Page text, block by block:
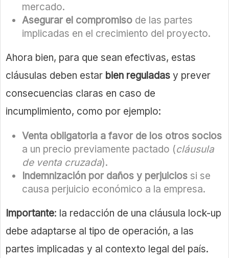
mercado.
Asegurar el compromiso de las partes
implicadas en el crecimiento del proyecto.
Ahora bien, para que sean efectivas, estas
cláusulas deben estar bien reguladas y prever
consecuencias claras en caso de
incumplimiento, como por ejemplo:
Venta obligatoria a favor de los otros socios
a un precio previamente pactado (cláusula
de venta cruzada).
Indemnización por daños y perjuicios si se
causa perjuicio económico a la empresa.
Importante: la redacción de una cláusula lock-up
debe adaptarse al tipo de operación, a las
partes implicadas y al contexto legal del país.